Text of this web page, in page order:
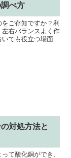
べ方
ご存知ですか？利
右バランスよく作
ても役立つ場面が
対処方法と
て酸化銅ができ、